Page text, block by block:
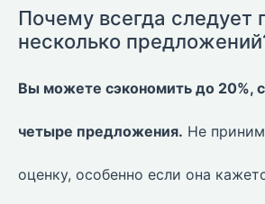
Почему всегда следует
несколько
Вы можете сэкономить до 20%,
четыре предложения. Не
оценку, особенно если она